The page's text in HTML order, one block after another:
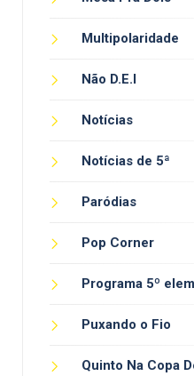
Multipolaridade
Não D.E.I
Notícias
Notícias de 5ª
Paródias
Pop Corner
Programa 5º
Puxando o Fio
Quinto Na Copa